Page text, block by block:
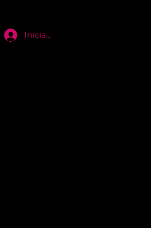
Iniciar Sesión